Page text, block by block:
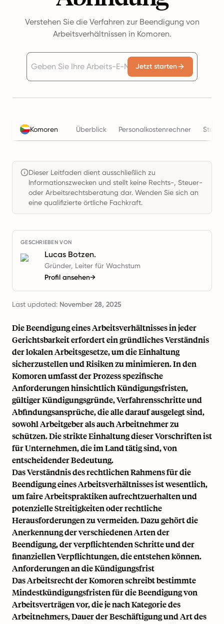
Verstehen Sie die Verfahren zur Beendigung von
Arbeitsverhältnissen in Komoren.
Jetzt starten
Komoren Überblick Personalkostenrechner
Dieser Leitfaden dient ausschließlich zu
Informationszwecken und stellt keine Rechts-, Steuer-
oder Arbeitsrechtsberatung dar. Wenden Sie sich an
eine qualifizierte örtliche Fachkraft.
GESCHRIEBEN VON
Lucas Botzen.
Gründer, Leiter für Wachstum
Profil ansehen→
Last updated: November 28, 2025
Die Beendigung eines Arbeitsverhältnisses in jeder
Gerichtsbarkeit erfordert ein gründliches Verständnis
der lokalen Arbeitsgesetze, um die Einhaltung
sicherzustellen und Risiken zu minimieren. In den
Komoren umfasst der Prozess spezifische
Anforderungen hinsichtlich Kündigungsfristen,
gültiger Kündigungsgründe, Verfahrensschritte und
Abfindungsansprüche, die alle darauf ausgelegt sind,
sowohl Arbeitgeber als auch Arbeitnehmer zu
schützen. Die strikte Einhaltung dieser Vorschriften ist
für Unternehmen, die im Land tätig sind, von
entscheidender Bedeutung.
Das Verständnis des rechtlichen Rahmens für die
Beendigung eines Arbeitsverhältnisses ist wesentlich,
um faire Arbeitspraktiken aufrechtzuerhalten und
potenzielle Streitigkeiten oder rechtliche
Herausforderungen zu vermeiden. Dazu gehört die
Anerkennung der verschiedenen Arten der
Beendigung, der verpflichtenden Schritte und der
finanziellen Verpflichtungen, die entstehen können.
Anforderungen an die Kündigungsfrist
Das Arbeitsrecht der Komoren schreibt bestimmte
Mindestkündigungsfristen für die Beendigung von
Arbeitsverträgen vor, die je nach Kategorie des
Arbeitnehmers, Dauer der Beschäftigung und Art des